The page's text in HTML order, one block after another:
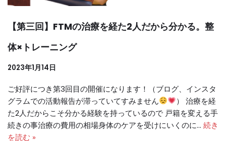
【第三回】FTMの治療を経た2人だから分かる。整
体×トレーニング
2023年1月14日
ご好評につき第3回目の開催になります！（ブログ、インスタ
グラムでの活動報告が滞っていてすみません
） 治療を経
た2人だからこそ分かる経験を持っているので 戸籍を変える手
続きの事治療の費用の相場身体のケアを受けにいくのに… 続き
を読む »